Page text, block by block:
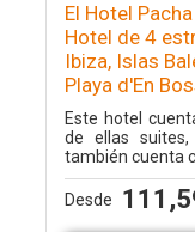
El Hotel Pacha
Hotel de 4
Ibiza, Islas
Playa d'En
Este hotel
de ellas
también cuenta
Desde